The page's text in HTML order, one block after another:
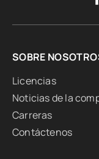
SOBRE
Licencias
Noticias de la
Carreras
Contáctenos